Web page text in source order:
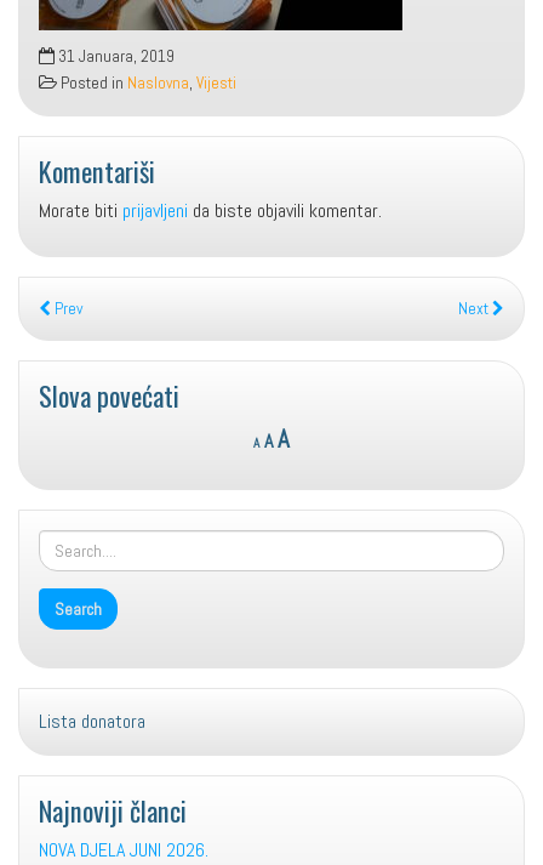
31 Januara, 2019
Posted in Naslovna, Vijesti
Komentariši
Morate biti prijavljeni da biste objavili komentar.
Prev Next
Slova povećati
A
Decrease
font
A Reset
size.
AIncrease
size.
Lista donatora
Najnoviji članci
NOVA DJELA JUNI 2026.